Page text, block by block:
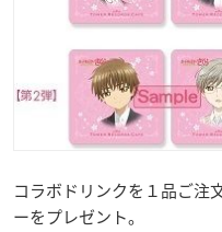
コラボドリンクを１品ご注
ーをプレゼント。